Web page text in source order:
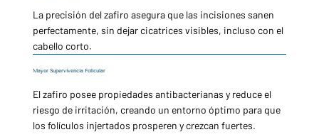
La precisión del zafiro asegura que las incisiones sanen
perfectamente, sin dejar cicatrices visibles, incluso con el
cabello corto.
Mayor Supervivencia Folicular
El zafiro posee propiedades antibacterianas y reduce el
riesgo de irritación, creando un entorno óptimo para que
los folículos injertados prosperen y crezcan fuertes.